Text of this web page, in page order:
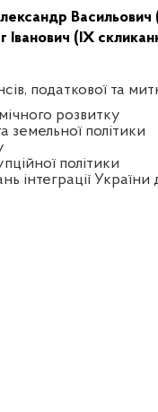
Васильович
Іванович (IX
податкової та
розвитку
земельної політики
політики
інтеграції